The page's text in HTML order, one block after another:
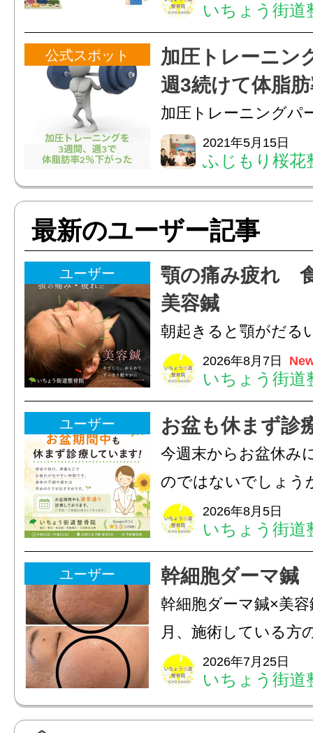
すく、・頭痛・めま
こり・眠りが浅いと
やすくなります。ま
粉...
いちょう街道
公式スポット
加圧トレーニン
週3続けて体脂
した
加圧トレーニングパ
を3週間続けた方が
ました金額にすると
非当院で加圧トレー
みて下さい‍
2021年5月15日
ふじもり桜花
最新のユーザー記事
ユーザー
顎の痛み疲れ
美容鍼
朝起きると顎がだる
ありませんか？無意
は、顎の痛みや疲れ
フェイスラインの張
のこわばり・頭痛や
ながることがありま
は、...
2026年8月7日
いちょう街道
ユーザー お盆も休まず診
今週末からお盆休み
のではないでしょう
長時間の運転などで
痛・足の疲れが出や
いちょう街道整骨院
も通常通り診療して
みの...
2026年8月5日
いちょう街道
ユーザー 幹細胞ダーマ鍼
幹細胞ダーマ鍼×美
月、施術している方
写真上 2025年9月
月皮膚(真皮層)への
への電気美容鍼のダ
2026年7月25日
いちょう街道